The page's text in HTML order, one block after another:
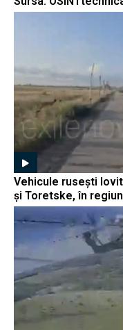
Vehicule rusești
și Toretske, în